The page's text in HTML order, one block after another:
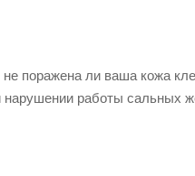
поражена ли ваша кожа
работы сальных